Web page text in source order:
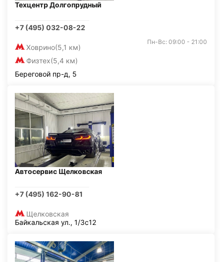
Техцентр Долгопрудный
+7 (495) 032-08-22
Ховрино(5,1 км)
Физтех(5,4 км)
Пн-Вс: 09:00 - 21:00
Береговой пр-д, 5
Автосервис Щелковская
+7 (495) 162-90-81
Щелковская
Байкальская ул., 1/3с12